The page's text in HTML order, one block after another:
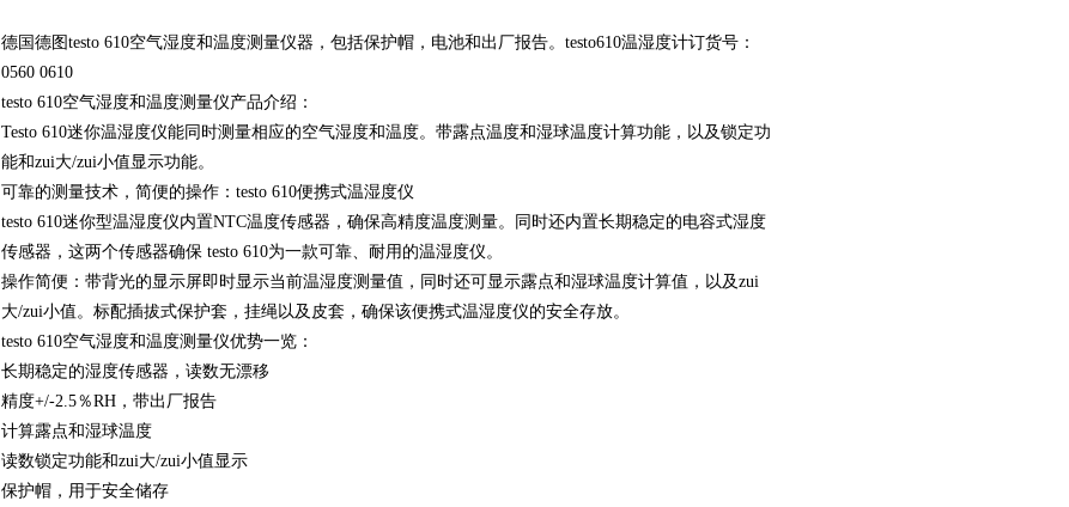
德国德图testo 610空气湿度和温度测量仪器，包括保护帽，电池和出厂报告。testo610温湿度计订货号：
0560 0610
testo 610空气湿度和温度测量仪产品介绍：
Testo 610迷你温湿度仪能同时测量相应的空气湿度和温度。带露点温度和湿球温度计算功能，以及锁定功
能和zui大/zui小值显示功能。
可靠的测量技术，简便的操作：testo 610便携式温湿度仪
testo 610迷你型温湿度仪内置NTC温度传感器，确保高精度温度测量。同时还内置长期稳定的电容式湿度
传感器，这两个传感器确保 testo 610为一款可靠、耐用的温湿度仪。
操作简便：带背光的显示屏即时显示当前温湿度测量值，同时还可显示露点和湿球温度计算值，以及zui
大/zui小值。标配插拔式保护套，挂绳以及皮套，确保该便携式温湿度仪的安全存放。
testo 610空气湿度和温度测量仪优势一览：
长期稳定的湿度传感器，读数无漂移
精度+/-2.5％RH，带出厂报告
计算露点和湿球温度
读数锁定功能和zui大/zui小值显示
保护帽，用于安全储存